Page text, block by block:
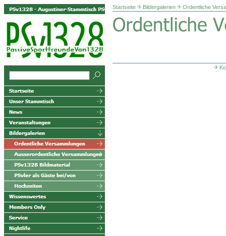
Startseite Bildergalerien Ordentliche